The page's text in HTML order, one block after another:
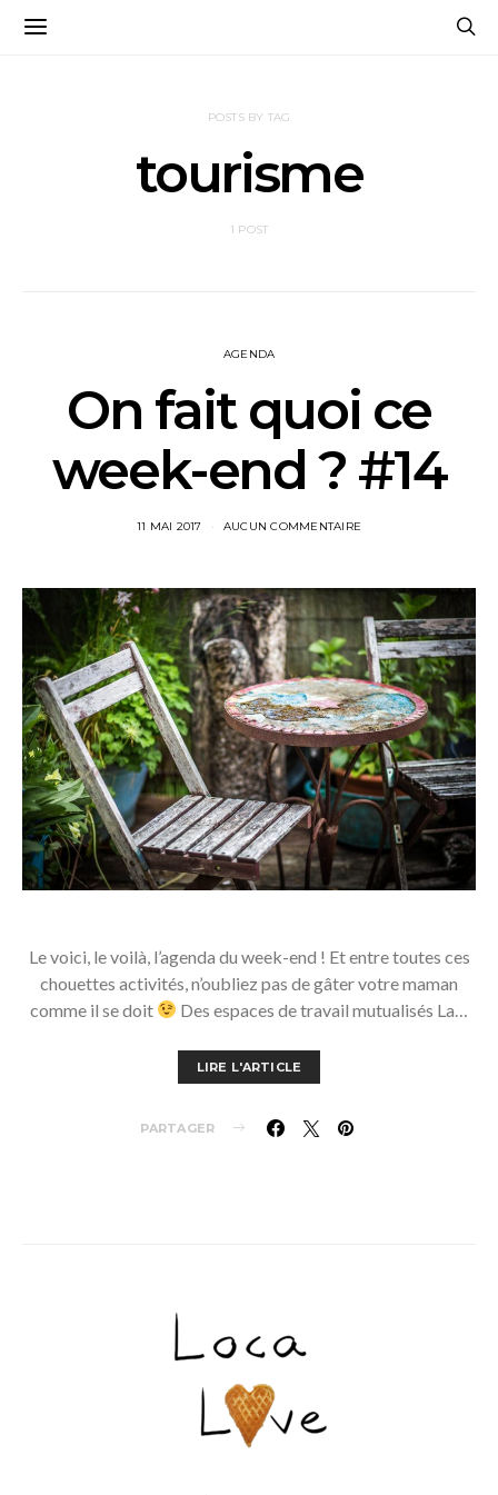
POSTS BY TAG
tourisme
1 POST
AGENDA
On fait quoi ce
week-end ? #14
11 MAI 2017 AUCUN COMMENTAIRE
Le voici, le voilà, l’agenda du week-end ! Et entre toutes ces
chouettes activités, n’oubliez pas de gâter votre maman
comme il se doit
Des espaces de travail mutualisés La…
LIRE L'ARTICLE
PARTAGER